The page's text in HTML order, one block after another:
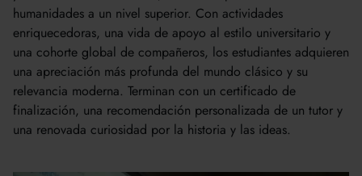
humanidades a un nivel superior. Con actividades
enriquecedoras, una vida de apoyo al estilo universitario y
una cohorte global de compañeros, los estudiantes adquieren
una apreciación más profunda del mundo clásico y su
relevancia moderna. Terminan con un certificado de
finalización, una recomendación personalizada de un tutor y
una renovada curiosidad por la historia y las ideas.